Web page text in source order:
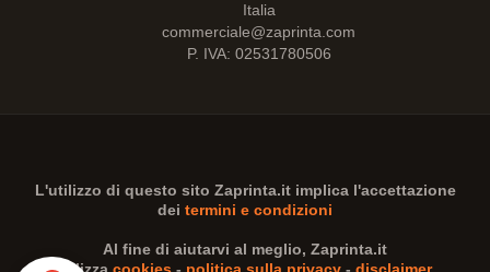
Italia
commerciale@zaprinta.com
P. IVA: 02531780506
L'utilizzo di questo sito Zaprinta.itimplica l'accettazione
dei termini e condizioni
Al fine di aiutarvi al meglio, Zaprinta.it